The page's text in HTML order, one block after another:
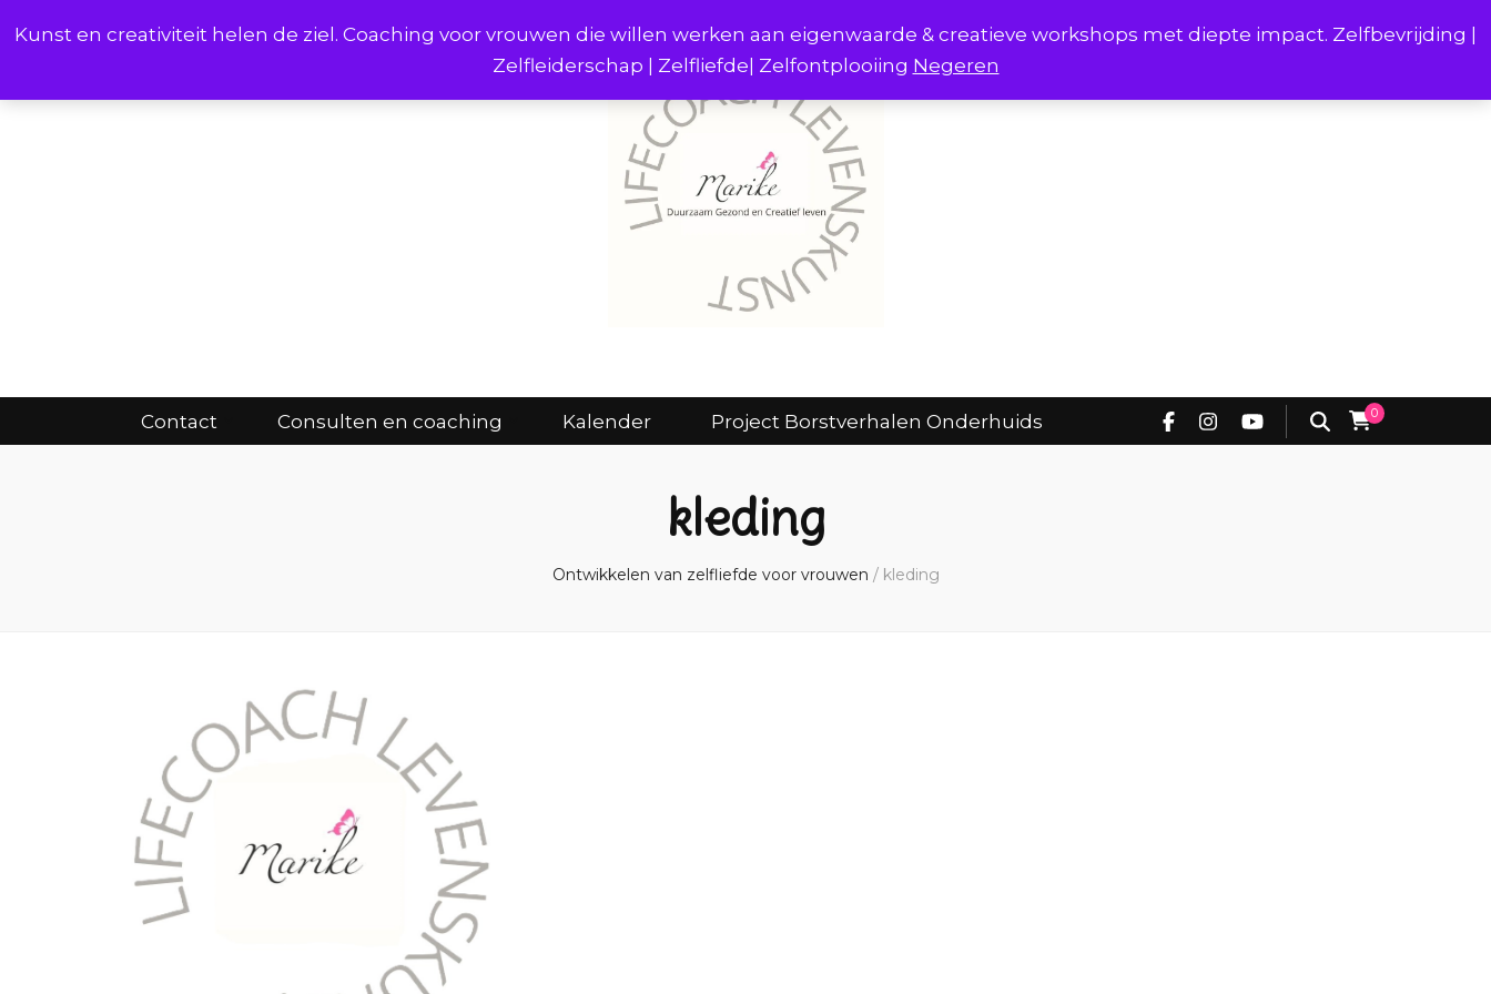
Kunst en creativiteit helen de ziel. Coaching voor vrouwen die willen werken aan eigenwaarde & creatieve workshops met diepte impact. Zelfbevrijding |
Zelfleiderschap | Zelfliefde| Zelfontplooiing Negeren
Contact Consulten en coaching Kalender Project Borstverhalen Onderhuids 0
Contact Consulten en coaching Kalender Project Borstverhalen Onderhuids
kleding
Ontwikkelen van zelfliefde voor vrouwen / kleding